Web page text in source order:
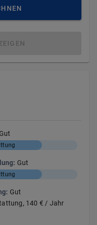
Gut
: Gut
: Gut
140 € / Jahr